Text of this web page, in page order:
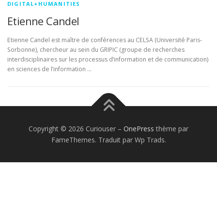
DIGITAL+HUMANITIES
Etienne Candel
Etienne Candel est maître de conférences au CELSA (Université Paris-
Sorbonne), chercheur au sein du GRIPIC (groupe de recherches
interdisciplinaires sur les processus d’information et de communication)
en sciences de l’information …
Copyright © 2026 Curiouser – OnePress thème par
FameThemes. Traduit par Wp Trads.